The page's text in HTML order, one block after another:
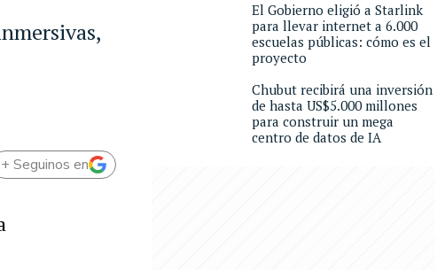
+ Seguinos en
El Gobierno eligió a Starlink
para llevar internet a 6.000
escuelas públicas: cómo es el
proyecto
Chubut recibirá una inversión
de hasta US$5.000 millones
para construir un mega
centro de datos de IA